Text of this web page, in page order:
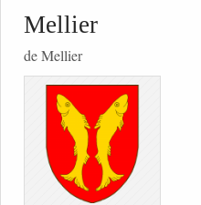
Mellier
de Mellier